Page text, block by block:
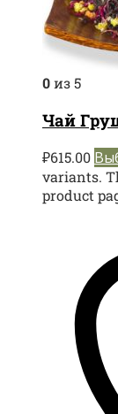
0из 5
Чай
₽615.00
variants.
product